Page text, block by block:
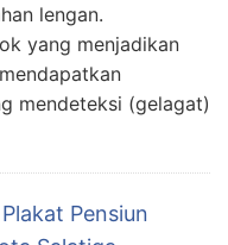
lengan.
yang menjadikan
mendeteksi (gelagat)
Pensiun